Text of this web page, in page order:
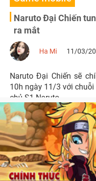
Naruto Đại Chiến
ra mắt
Ha Mi 11/03/
Naruto Đại Chiến sẽ
10h ngày 11/3 với chuỗi
chủ S1 Naruto.